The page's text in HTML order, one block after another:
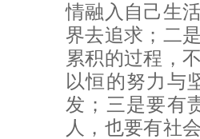
情融入自己生
界去追求；二
累积的过程，
以恒的努力与
发；三是要有
人，也要有社